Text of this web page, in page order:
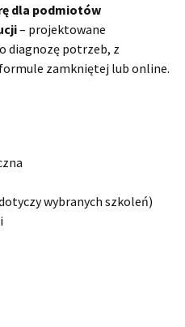
dla podmiotów
– projektowane
diagnozę potrzeb, z
zamkniętej lub online.
wybranych szkoleń)